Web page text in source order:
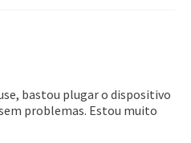
bastou plugar o dispositivo
problemas. Estou muito